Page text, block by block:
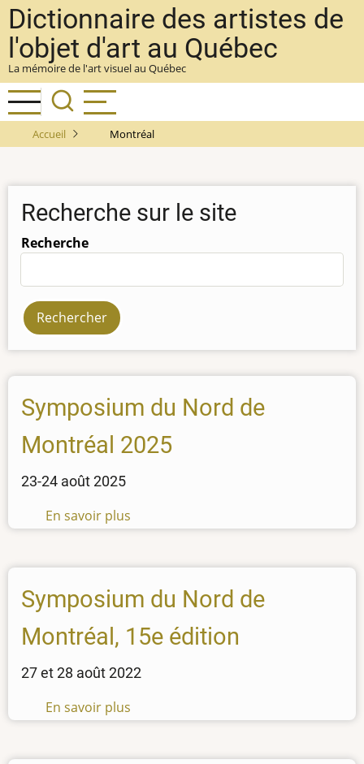
Aller
au
contenu
principal
Dictionnaire des artistes de
l'objet d'art au Québec
La mémoire de l'art visuel au Québec
Accueil Montréal
Recherche sur le site
Recherche
Symposium du Nord de
Montréal 2025
23-24 août 2025
En savoir plus
de
2025
Symposium du Nord de
Montréal, 15e édition
27 et 28 août 2022
En savoir plus